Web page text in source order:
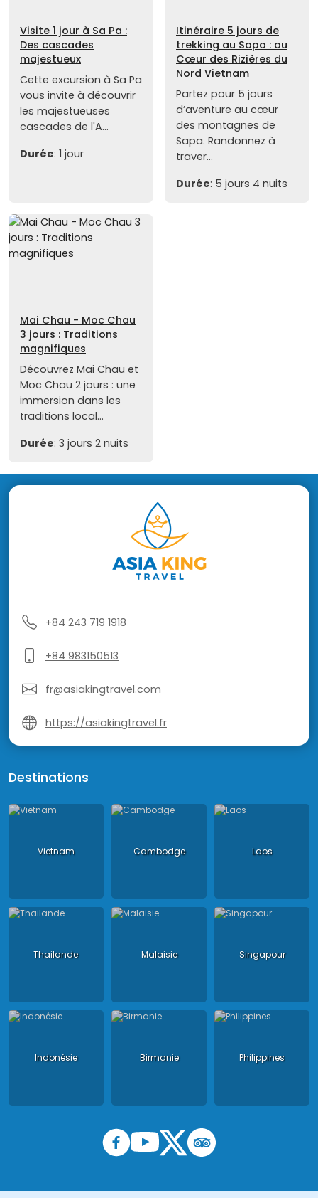
Visite 1 jour à Sa Pa :
Des cascades
majestueux
Cette excursion à Sa Pa
vous invite à découvrir
les majestueuses
cascades de l'A...
Durée: 1 jour
Itinéraire 5 jours de
trekking au Sapa : au
Cœur des Rizières du
Nord Vietnam
Partez pour 5 jours
d’aventure au cœur
des montagnes de
Sapa. Randonnez à
traver...
Durée: 5 jours 4 nuits
Mai Chau - Moc Chau
3 jours : Traditions
magnifiques
Découvrez Mai Chau et
Moc Chau 2 jours : une
immersion dans les
traditions local...
Durée: 3 jours 2 nuits
+84 243 719 1918
+84 983150513
fr@asiakingtravel.com
https://asiakingtravel.fr
Destinations
Vietnam Cambodge Laos
Thailande Malaisie Singapour
Indonésie Birmanie Philippines